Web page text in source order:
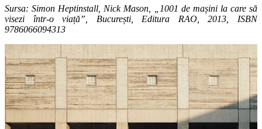
Sursa: Simon Heptinstall, Nick Mason, „1001 de mașini la care să
visezi într-o viață”, București, Editura RAO, 2013, ISBN
9786066094313